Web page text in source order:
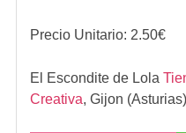
Precio Unitario: 2.50€
El Escondite de Lola
Creativa, Gijon